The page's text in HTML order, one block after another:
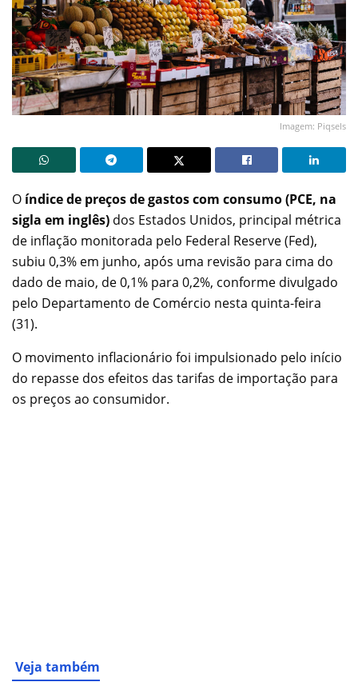
Imagem: Piqsels
O índice de preços de gastos com consumo (PCE, na
sigla em inglês) dos Estados Unidos, principal métrica
de inflação monitorada pelo Federal Reserve (Fed),
subiu 0,3% em junho, após uma revisão para cima do
dado de maio, de 0,1% para 0,2%, conforme divulgado
pelo Departamento de Comércio nesta quinta-feira
(31).
O movimento inflacionário foi impulsionado pelo início
do repasse dos efeitos das tarifas de importação para
os preços ao consumidor.
Veja também